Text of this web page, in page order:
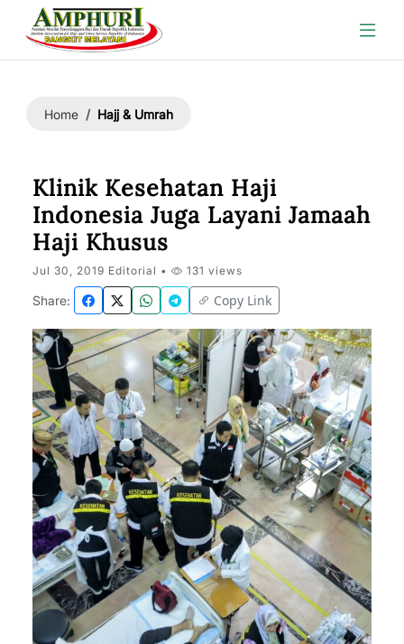
Home Hajj & Umrah
Klinik Kesehatan Haji
Indonesia Juga Layani Jamaah
Haji Khusus
Jul 30, 2019 Editorial • 131 views
Share: Copy Link